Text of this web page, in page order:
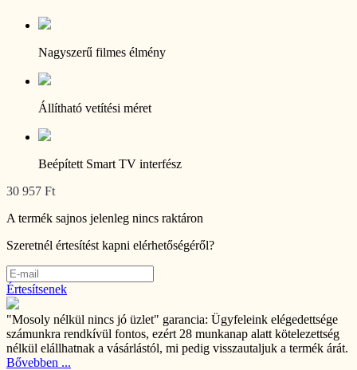
Nagyszerű filmes élmény
Állítható vetítési méret
Beépített Smart TV interfész
30 957 Ft
A termék sajnos jelenleg nincs raktáron
Szeretnél értesítést kapni elérhetőségéről?
Értesítsenek
"Mosoly nélkül nincs jó üzlet" garancia: Ügyfeleink elégedettsége
számunkra rendkívül fontos, ezért 28 munkanap alatt kötelezettség
nélkül elállhatnak a vásárlástól, mi pedig visszautaljuk a termék árát.
Bővebben ...